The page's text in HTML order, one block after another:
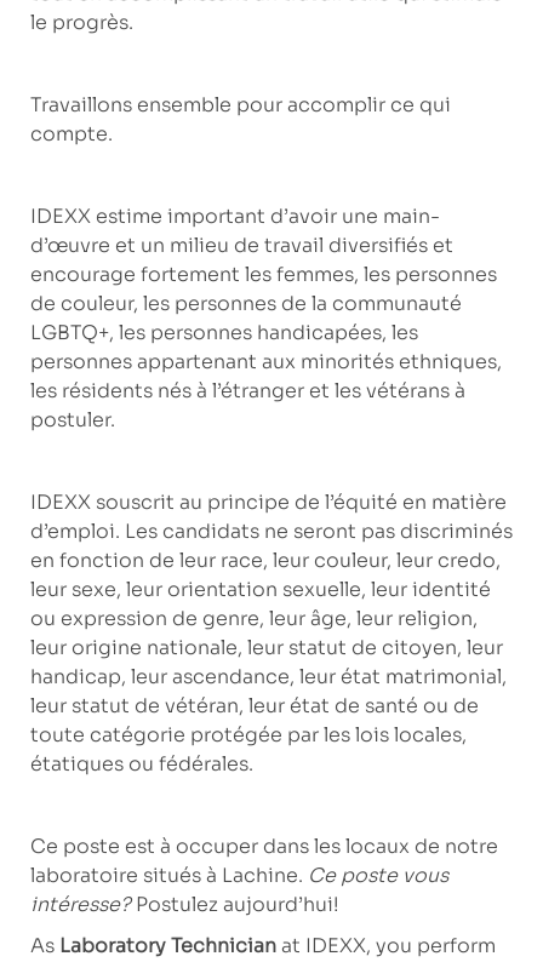
le progrès.
Travaillons ensemble pour accomplir ce qui
compte.
IDEXX estime important d’avoir une main-
d’œuvre et un milieu de travail diversifiés et
encourage fortement les femmes, les personnes
de couleur, les personnes de la communauté
LGBTQ+, les personnes handicapées, les
personnes appartenant aux minorités ethniques,
les résidents nés à l’étranger et les vétérans à
postuler.
IDEXX souscrit au principe de l’équité en matière
d’emploi. Les candidats ne seront pas discriminés
en fonction de leur race, leur couleur, leur credo,
leur sexe, leur orientation sexuelle, leur identité
ou expression de genre, leur âge, leur religion,
leur origine nationale, leur statut de citoyen, leur
handicap, leur ascendance, leur état matrimonial,
leur statut de vétéran, leur état de santé ou de
toute catégorie protégée par les lois locales,
étatiques ou fédérales.
Ce poste est à occuper dans les locaux de notre
laboratoire situés à Lachine. Ce poste vous
intéresse? Postulez aujourd’hui!
As Laboratory Technicianat IDEXX, you perform